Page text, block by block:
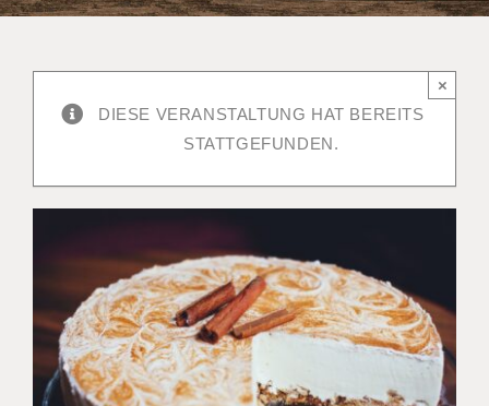
DIESE VERANSTALTUNG HAT BEREITS
STATTGEFUNDEN.
×